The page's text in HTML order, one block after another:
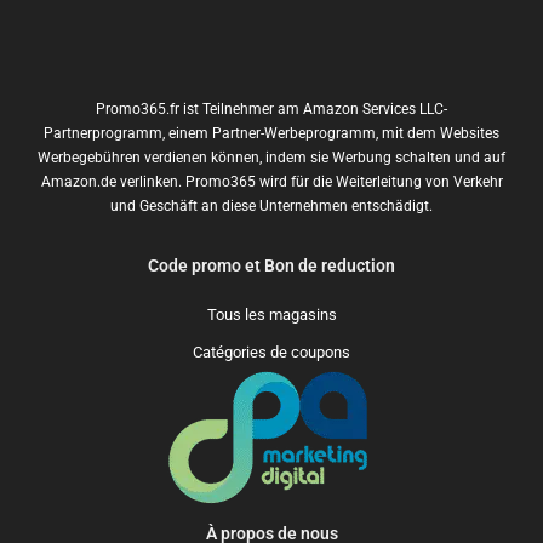
Promo365.fr ist Teilnehmer am Amazon Services LLC-
Partnerprogramm, einem Partner-Werbeprogramm, mit dem Websites
Werbegebühren verdienen können, indem sie Werbung schalten und auf
Amazon.de verlinken. Promo365 wird für die Weiterleitung von Verkehr
und Geschäft an diese Unternehmen entschädigt.
Code promo et Bon de reduction
Tous les magasins
Catégories de coupons
À propos de nous